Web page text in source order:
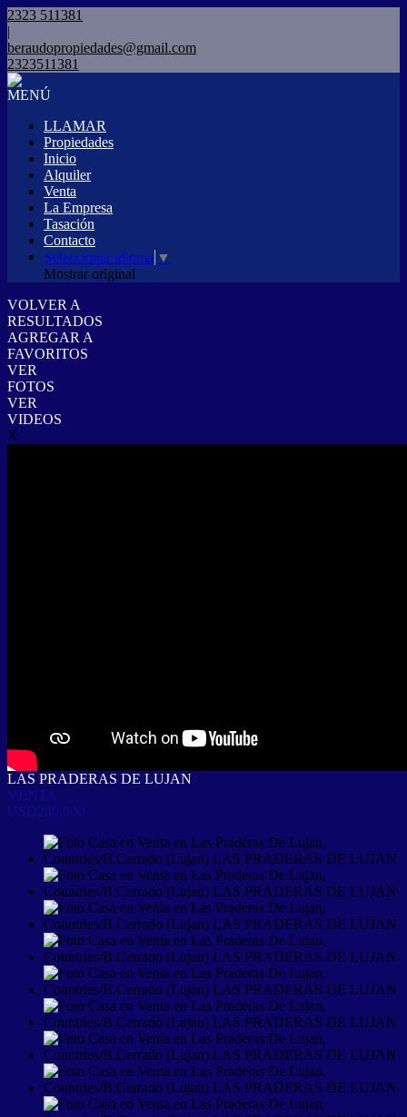
2323 511381
|
beraudopropiedades@gmail.com
2323511381
MENÚ
LLAMAR
Propiedades
Inicio
Alquiler
Venta
La Empresa
Tasación
Contacto
Seleccionar idioma ▼
Mostrar original
VOLVER A
RESULTADOS
AGREGAR A
FAVORITOS
VER
FOTOS
VER
VIDEOS
X
LAS PRADERAS DE LUJAN
VENTA
USD240.000